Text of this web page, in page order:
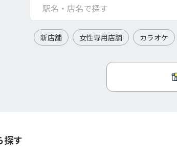
新店舗 女性専用店舗 カラオケ
探す